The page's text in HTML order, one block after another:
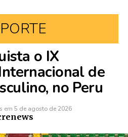
o IX
de
no Peru
em 5 de agosto de 2026